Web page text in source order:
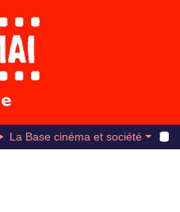
La Base cinéma et société